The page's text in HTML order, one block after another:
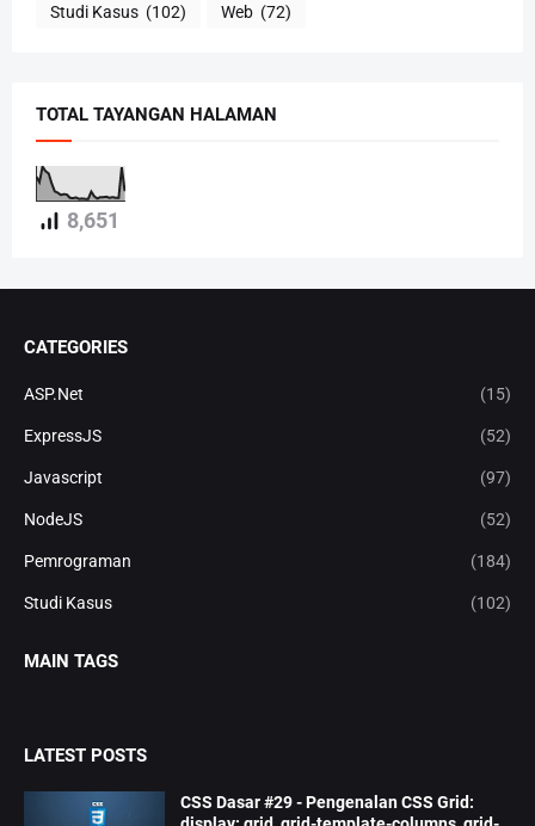
Studi Kasus (102) Web (72)
TOTAL TAYANGAN HALAMAN
8,651
CATEGORIES
ASP.Net (15)
ExpressJS (52)
Javascript (97)
NodeJS (52)
Pemrograman (184)
Studi Kasus (102)
MAIN TAGS
LATEST POSTS
CSS Dasar #29 - Pengenalan CSS Grid: